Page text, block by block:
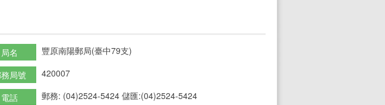
局名 豐原南陽郵局(臺中79支)
局號 420007
電話 郵務: (04)2524-5424 儲匯:(04)2524-5424